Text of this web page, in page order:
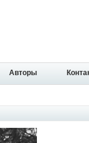
Авторы